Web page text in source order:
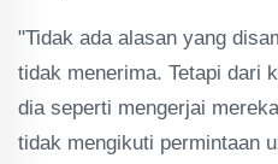
"Tidak ada alasan yang
tidak menerima. Tetapi dari
dia seperti mengerjai
tidak mengikuti permintaan